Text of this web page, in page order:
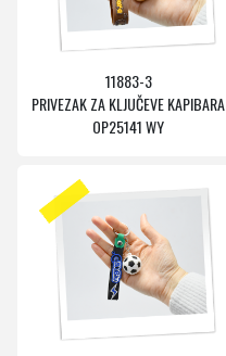
11883-3
PRIVEZAK ZA KLJUČEVE KAPIBARA
OP25141 WY